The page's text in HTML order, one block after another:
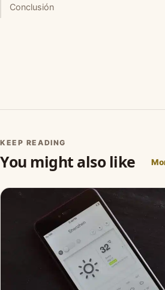
Conclusión
KEEP READING
You might also like